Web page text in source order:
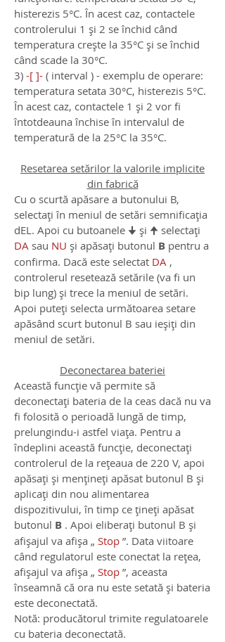
histerezis 5°C. În acest caz, contactele
controlerului 1 și 2 se închid când
temperatura crește la 35°C și se închid
când scade la 30°C.
3) -[ ]- ( interval ) - exemplu de operare:
temperatura setata 30°C, histerezis 5°C.
În acest caz, contactele 1 și 2 vor fi
întotdeauna închise în intervalul de
temperatură de la 25°C la 35°C.
Resetarea setărilor la valorile implicite
din fabrică
Cu o scurtă apăsare a butonului B,
selectați în meniul de setări semnificația
dEL. Apoi cu butoanele 🠋 și 🠉 selectați
DA sau NU și apăsați butonul B pentru a
confirma. Dacă este selectat DA ,
controlerul resetează setările (va fi un
bip lung) și trece la meniul de setări.
Apoi puteți selecta următoarea setare
apăsând scurt butonul B sau ieșiți din
meniul de setări.
Deconectarea bateriei
Această funcție vă permite să
deconectați bateria de la ceas dacă nu va
fi folosită o perioadă lungă de timp,
prelungindu-i astfel viața. Pentru a
îndeplini această funcție, deconectați
controlerul de la rețeaua de 220 V, apoi
apăsați și mențineți apăsat butonul B și
aplicați din nou alimentarea
dispozitivului, în timp ce țineți apăsat
butonul B . Apoi eliberați butonul B și
afișajul va afișa „ Stop ”. Data viitoare
când regulatorul este conectat la rețea,
afișajul va afișa „ Stop ”, aceasta
înseamnă că ora nu este setată și bateria
este deconectată.
Notă: producătorul trimite regulatoarele
cu bateria deconectată.